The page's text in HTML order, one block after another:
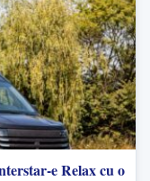
e Relax cu o